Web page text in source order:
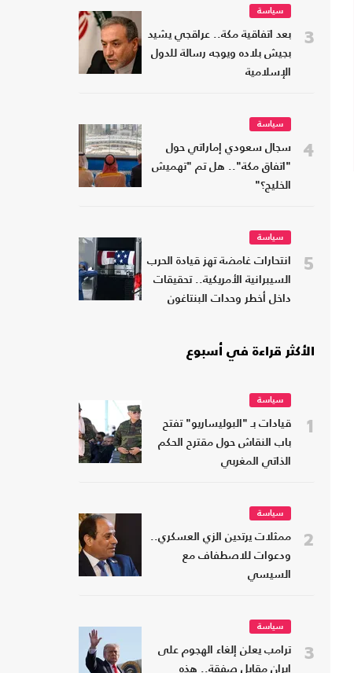
3
سياسة
بعد اتفاقية مكة.. عراقجي يشيد
بجيش بلاده ويوجه رسالة للدول
الإسلامية
4
سياسة
سجال سعودي إماراتي حول
"اتفاق مكة".. هل تم "تهميش
الخليج؟"
5
سياسة
انتحارات غامضة تهز قيادة الحرب
السيبرانية الأمريكية.. تحقيقات
داخل أخطر وحدات البنتاغون
الأكثر قراءة في أسبوع
1
سياسة
قيادات بـ "البوليساريو" تفتح
باب النقاش حول مقترح الحكم
الذاتي المغربي
2
سياسة
ممثلات يرتدين الزي العسكري..
ودعوات للاصطفاف مع
السيسي
3
سياسة
ترامب يعلن إلغاء الهجوم على
إيران مقابل صفقة.. هذه